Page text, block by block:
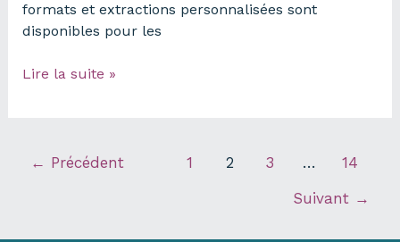
formats et extractions personnalisées sont
disponibles pour les
Ortho
Lire la suite »
← Précédent 1 2 3 …
14
Suivant →